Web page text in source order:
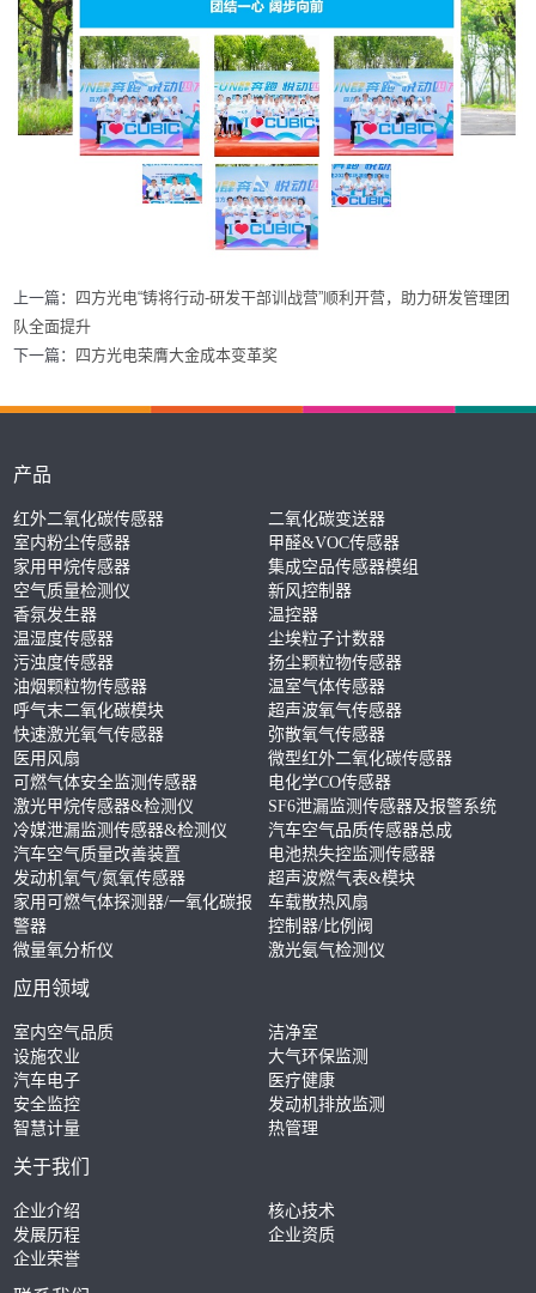
上一篇：
四方光电“铸将行动-研发干部训战营”顺利开营，助力研发管理团
队全面提升
下一篇：
四方光电荣膺大金成本变革奖
产品
红外二氧化碳传感器
二氧化碳变送器
室内粉尘传感器
甲醛&VOC传感器
家用甲烷传感器
集成空品传感器模组
空气质量检测仪
新风控制器
香氛发生器
温控器
温湿度传感器
尘埃粒子计数器
污浊度传感器
扬尘颗粒物传感器
油烟颗粒物传感器
温室气体传感器
呼气末二氧化碳模块
超声波氧气传感器
快速激光氧气传感器
弥散氧气传感器
医用风扇
微型红外二氧化碳传感器
可燃气体安全监测传感器
电化学CO传感器
激光甲烷传感器&检测仪
SF6泄漏监测传感器及报警系统
冷媒泄漏监测传感器&检测仪
汽车空气品质传感器总成
汽车空气质量改善装置
电池热失控监测传感器
发动机氧气/氮氧传感器
超声波燃气表&模块
家用可燃气体探测器/一氧化碳报
警器
车载散热风扇
控制器/比例阀
微量氧分析仪
激光氨气检测仪
应用领域
室内空气品质
洁净室
设施农业
大气环保监测
汽车电子
医疗健康
安全监控
发动机排放监测
智慧计量
热管理
关于我们
企业介绍
核心技术
发展历程
企业资质
企业荣誉